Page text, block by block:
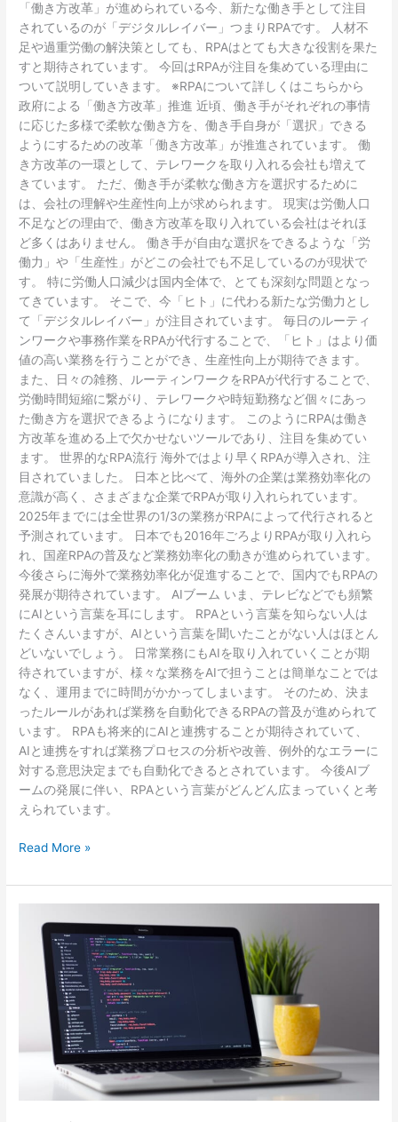
「働き方改革」が進められている今、新たな働き手として注目
されているのが「デジタルレイバー」つまりRPAです。 人材不
足や過重労働の解決策としても、RPAはとても大きな役割を果た
すと期待されています。 今回はRPAが注目を集めている理由に
ついて説明していきます。 ※RPAについて詳しくはこちらから
政府による「働き方改革」推進 近頃、働き手がそれぞれの事情
に応じた多様で柔軟な働き方を、働き手自身が「選択」できる
ようにするための改革「働き方改革」が推進されています。 働
き方改革の一環として、テレワークを取り入れる会社も増えて
きています。 ただ、働き手が柔軟な働き方を選択するために
は、会社の理解や生産性向上が求められます。 現実は労働人口
不足などの理由で、働き方改革を取り入れている会社はそれほ
ど多くはありません。 働き手が自由な選択をできるような「労
働力」や「生産性」がどこの会社でも不足しているのが現状で
す。 特に労働人口減少は国内全体で、とても深刻な問題となっ
てきています。 そこで、今「ヒト」に代わる新たな労働力とし
て「デジタルレイバー」が注目されています。 毎日のルーティ
ンワークや事務作業をRPAが代行することで、「ヒト」はより価
値の高い業務を行うことができ、生産性向上が期待できます。
また、日々の雑務、ルーティンワークをRPAが代行することで、
労働時間短縮に繋がり、テレワークや時短勤務など個々にあっ
た働き方を選択できるようになります。 このようにRPAは働き
方改革を進める上で欠かせないツールであり、注目を集めてい
ます。 世界的なRPA流行 海外ではより早くRPAが導入され、注
目されていました。 日本と比べて、海外の企業は業務効率化の
意識が高く、さまざまな企業でRPAが取り入れられています。
2025年までには全世界の1/3の業務がRPAによって代行されると
予測されています。 日本でも2016年ごろよりRPAが取り入れら
れ、国産RPAの普及など業務効率化の動きが進められています。
今後さらに海外で業務効率化が促進することで、国内でもRPAの
発展が期待されています。 AIブーム いま、テレビなどでも頻繁
にAIという言葉を耳にします。 RPAという言葉を知らない人は
たくさんいますが、AIという言葉を聞いたことがない人はほとん
どいないでしょう。 日常業務にもAIを取り入れていくことが期
待されていますが、様々な業務をAIで担うことは簡単なことでは
なく、運用までに時間がかかってしまいます。 そのため、決ま
ったルールがあれば業務を自動化できるRPAの普及が進められて
います。 RPAも将来的にAIと連携することが期待されていて、
AIと連携をすれば業務プロセスの分析や改善、例外的なエラーに
対する意思決定までも自動化できるとされています。 今後AIブ
ームの発展に伴い、RPAという言葉がどんどん広まっていくと考
えられています。
Read More »